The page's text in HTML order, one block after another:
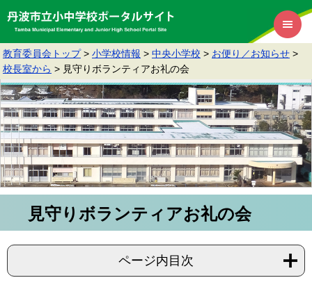
教育委員会トップ > 小学校情報 > 中央小学校 > お便り／お知らせ >
校長室から > 見守りボランティアお礼の会
見守りボランティアお礼の会
ページ内目次